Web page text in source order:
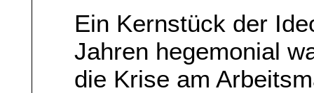
Ein Kernstück der
Jahren hegemonial
die Krise am